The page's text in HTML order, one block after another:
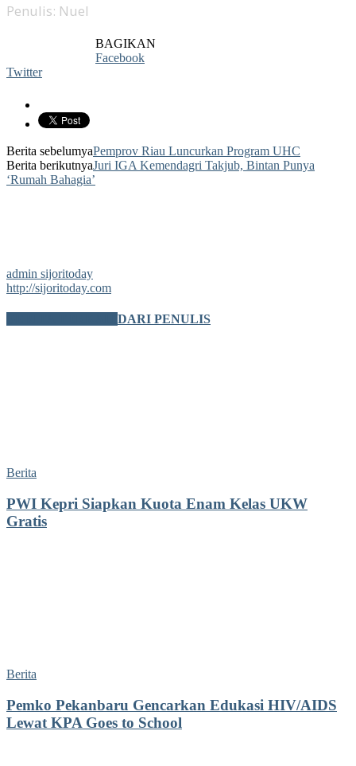
Penulis: Nuel
BAGIKAN
Facebook
Twitter
Berita sebelumyaPemprov Riau Luncurkan Program UHC
Berita berikutnyaJuri IGA Kemendagri Takjub, Bintan Punya
‘Rumah Bahagia’
admin sijoritoday
http://sijoritoday.com
DARI PENULIS
Berita
PWI Kepri Siapkan Kuota Enam Kelas UKW
Gratis
Berita
Pemko Pekanbaru Gencarkan Edukasi HIV/AIDS
Lewat KPA Goes to School